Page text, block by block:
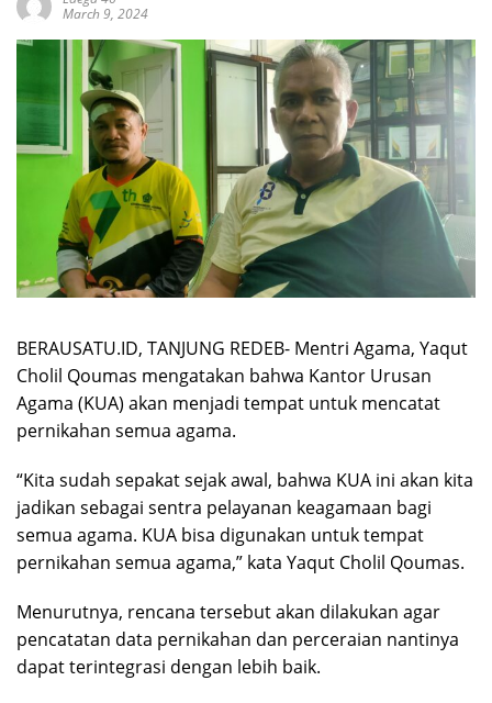
March 9, 2024
BERAUSATU.ID, TANJUNG REDEB- Mentri Agama, Yaqut
Cholil Qoumas mengatakan bahwa Kantor Urusan
Agama (KUA) akan menjadi tempat untuk mencatat
pernikahan semua agama.
“Kita sudah sepakat sejak awal, bahwa KUA ini akan kita
jadikan sebagai sentra pelayanan keagamaan bagi
semua agama. KUA bisa digunakan untuk tempat
pernikahan semua agama,” kata Yaqut Cholil Qoumas.
Menurutnya, rencana tersebut akan dilakukan agar
pencatatan data pernikahan dan perceraian nantinya
dapat terintegrasi dengan lebih baik.